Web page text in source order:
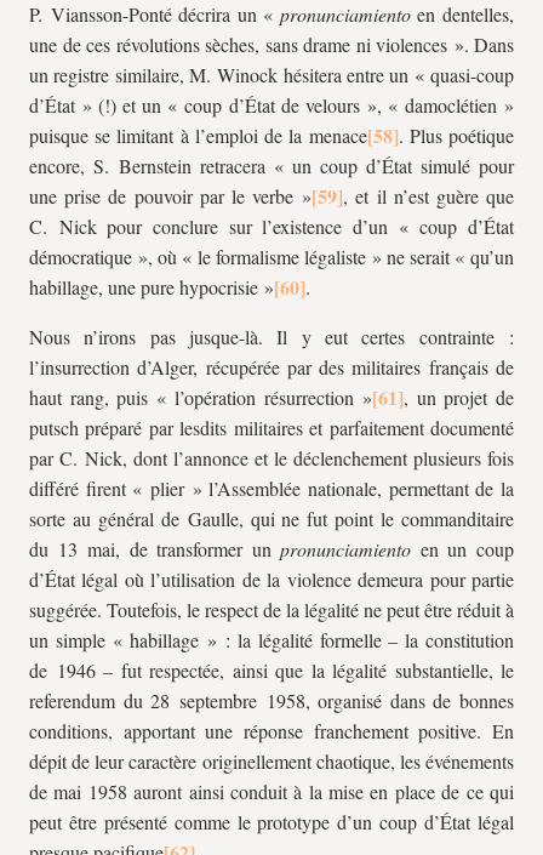
P. Viansson-Ponté décrira un « pronunciamientoen dentelles,
une de ces révolutions sèches, sans drame ni violences ». Dans
un registre similaire, M. Winock hésitera entre un « quasi-coup
d’État » (!) et un « coup d’État de velours », « damoclétien »
puisque se limitant à l’emploi de la menace
. Plus poétique
encore, S. Bernstein retracera « un coup d’État simulé pour
une prise de pouvoir par le verbe »
, et il n’est guère que
C. Nick pour conclure sur l’existence d’un « coup d’État
démocratique », où « le formalisme légaliste » ne serait « qu’un
habillage, une pure hypocrisie »
.
Nous n’irons pas jusque-là. Il y eut certes contrainte :
l’insurrection d’Alger, récupérée par des militaires français de
haut rang, puis « l’opération résurrection »
, un projet de
putsch préparé par lesdits militaires et parfaitement documenté
par C. Nick, dont l’annonce et le déclenchement plusieurs fois
différé firent « plier » l’Assemblée nationale, permettant de la
sorte au général de Gaulle, qui ne fut point le commanditaire
du 13 mai, de transformer unpronunciamiento en un coup
d’État légal où l’utilisation de la violence demeura pour partie
suggérée. Toutefois, le respect de la légalité ne peut être réduit à
un simple « habillage » : la légalité formelle – la constitution
de 1946 – fut respectée, ainsi que la légalité substantielle, le
referendum du 28 septembre 1958, organisé dans de bonnes
conditions, apportant une réponse franchement positive. En
dépit de leur caractère originellement chaotique, les événements
de mai 1958 auront ainsi conduit à la mise en place de ce qui
peut être présenté comme le prototype d’un coup d’État légal